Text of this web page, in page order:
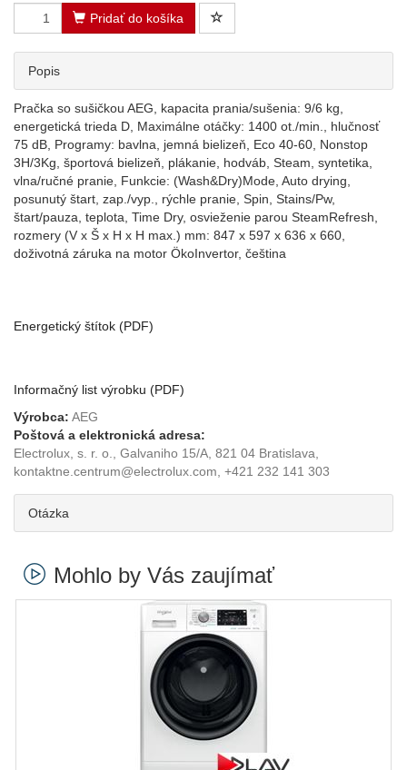
Pridať do košíka
Popis
Pračka so sušičkou AEG, kapacita prania/sušenia: 9/6 kg,
energetická trieda D, Maximálne otáčky: 1400 ot./min., hlučnosť
75 dB, Programy: bavlna, jemná bielizeň, Eco 40-60, Nonstop
3H/3Kg, športová bielizeň, plákanie, hodváb, Steam, syntetika,
vlna/ručné pranie, Funkcie: (Wash&Dry)Mode, Auto drying,
posunutý štart, zap./vyp., rýchle pranie, Spin, Stains/Pw,
štart/pauza, teplota, Time Dry, osvieženie parou SteamRefresh,
rozmery (V x Š x H x H max.) mm: 847 x 597 x 636 x 660,
doživotná záruka na motor ÖkoInvertor, čeština
Energetický štítok (PDF)
Informačný list výrobku (PDF)
Výrobca: AEG
Poštová a elektronická adresa:
Electrolux, s. r. o., Galvaniho 15/A, 821 04 Bratislava,
kontaktne.centrum@electrolux.com, +421 232 141 303
Otázka
Mohlo by Vás zaujímať